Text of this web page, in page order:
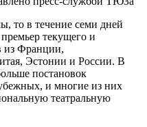
то в течение семи дней
текущего и
из Франции,
Эстонии и России. В
постановок
и многие из них
театральную